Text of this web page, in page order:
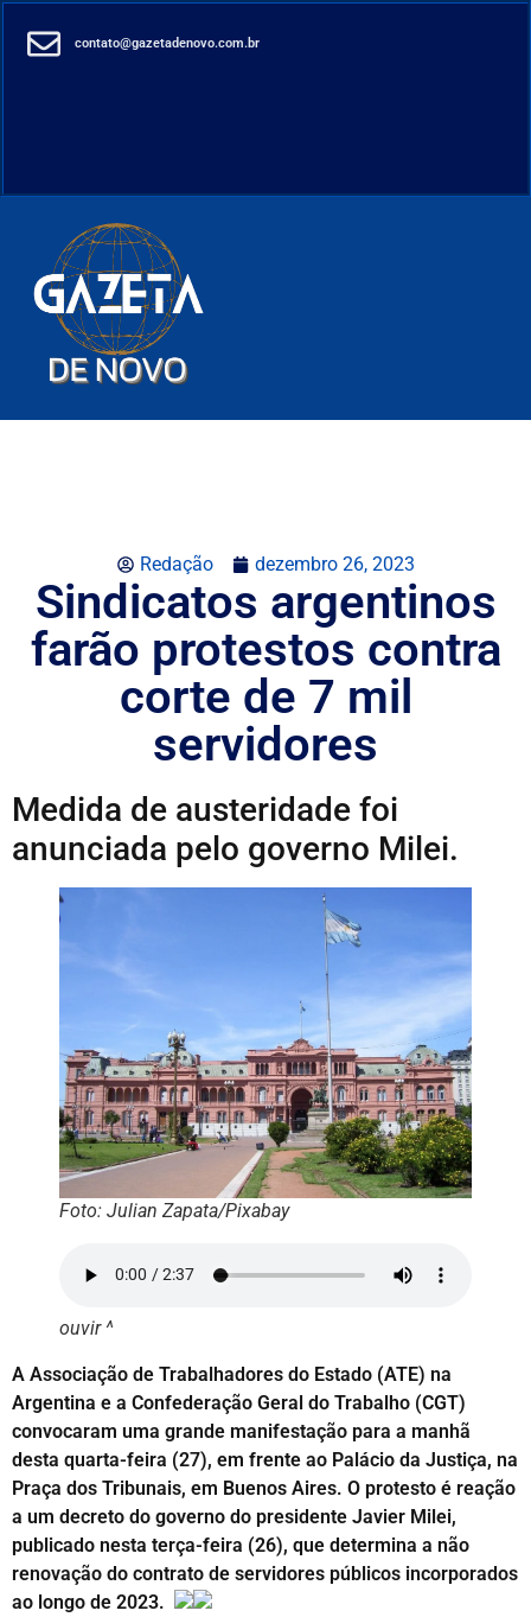
contato@gazetadenovo.com.br
Redação dezembro 26, 2023
Sindicatos argentinos
farão protestos contra
corte de 7 mil
servidores
Medida de austeridade foi
anunciada pelo governo Milei.
Foto: Julian Zapata/Pixabay
ouvir ^
A Associação de Trabalhadores do Estado (ATE) na
Argentina e a Confederação Geral do Trabalho (CGT)
convocaram uma grande manifestação para a manhã
desta quarta-feira (27), em frente ao Palácio da Justiça, na
Praça dos Tribunais, em Buenos Aires. O protesto é reação
a um decreto do governo do presidente Javier Milei,
publicado nesta terça-feira (26), que determina a não
renovação do contrato de servidores públicos incorporados
ao longo de 2023.